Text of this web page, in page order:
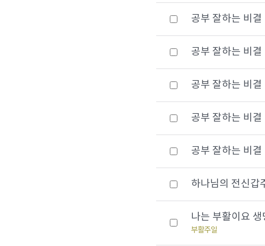
공부 잘하는 비
공부 잘하는 비
공부 잘하는 비
공부 잘하는 비
공부 잘하는 비
하나님의 전신
나는 부활이요
부활주일